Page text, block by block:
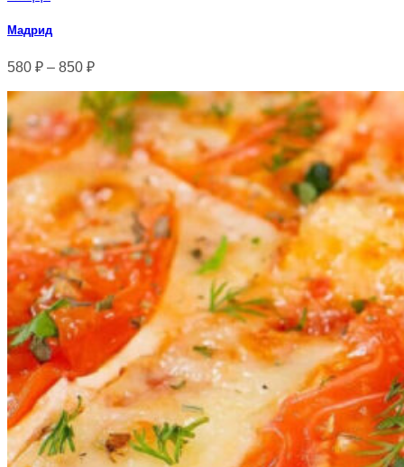
Мадрид
580 ₽ – 850 ₽